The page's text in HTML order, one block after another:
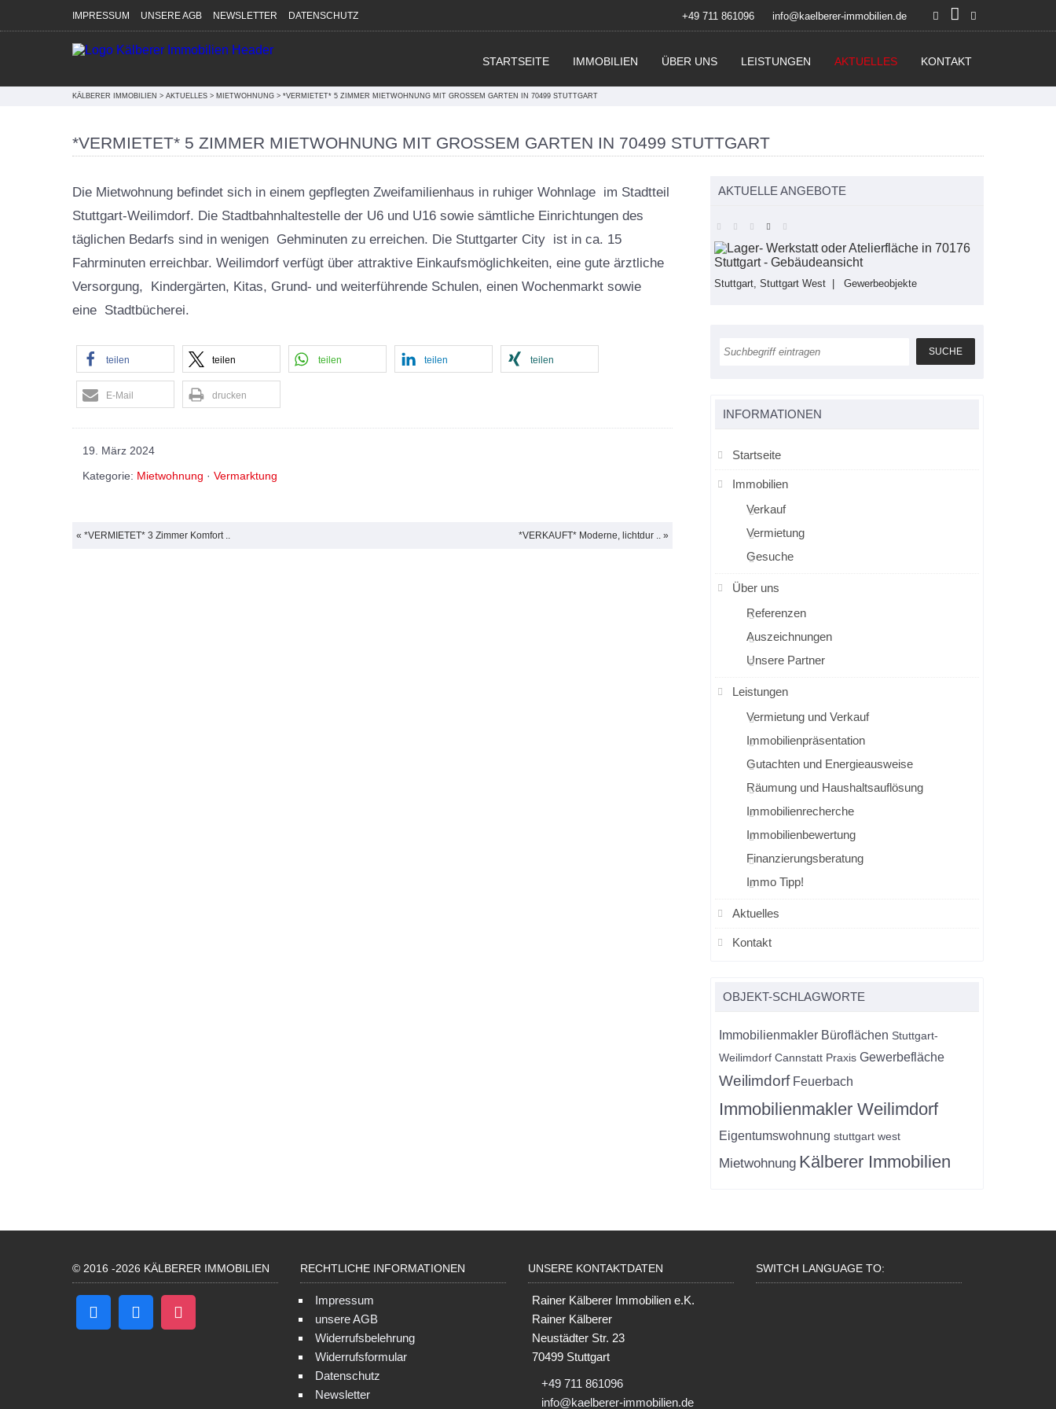
Direkt zum Inhalt springen
IMPRESSUM UNSERE AGB NEWSLETTER DATENSCHUTZ +49 711 861096 info@kaelberer-immobilien.de
STARTSEITE IMMOBILIEN ÜBER UNS LEISTUNGEN AKTUELLES KONTAKT
KÄLBERER IMMOBILIEN > AKTUELLES > MIETWOHNUNG > *VERMIETET* 5 ZIMMER MIETWOHNUNG MIT GROSSEM GARTEN IN 70499 STUTTGART
*VERMIETET* 5 ZIMMER MIETWOHNUNG MIT GROSSEM GARTEN IN 70499 STUTTGART
Die Mietwohnung befindet sich in einem gepflegten Zweifamilienhaus in ruhiger Wohnlage im Stadtteil
Stuttgart-Weilimdorf. Die Stadtbahnhaltestelle der U6 und U16 sowie sämtliche Einrichtungen des
täglichen Bedarfs sind in wenigen Gehminuten zu erreichen. Die Stuttgarter City ist in ca. 15
Fahrminuten erreichbar. Weilimdorf verfügt über attraktive Einkaufsmöglichkeiten, eine gute ärztliche
Versorgung, Kindergärten, Kitas, Grund- und weiterführende Schulen, einen Wochenmarkt sowie
eine Stadtbücherei.
teilen teilen teilen teilen teilen
E-Mail drucken
19. März 2024
Kategorie: Mietwohnung · Vermarktung
« *VERMIETET* 3 Zimmer Komfort .. *VERKAUFT* Moderne, lichtdur .. »
AKTUELLE ANGEBOTE
| Mietwohnung
Feuerbach, Stuttgart - Feuerbach | Gewerbeobjekte -
Lager - Montagefläche - Werkstatt
Feuerbach, Stuttgart Feuerbach | Büro -
Gewerbeobjekte - Praxis - Sport
Stuttgart, Stuttgart West | Gewerbeobjekte
INFORMATIONEN
Startseite
Immobilien
Verkauf
Vermietung
Gesuche
Über uns
Referenzen
Auszeichnungen
Unsere Partner
Leistungen
Vermietung und Verkauf
Immobilienpräsentation
Gutachten und Energieausweise
Räumung und Haushaltsauflösung
Immobilienrecherche
Immobilienbewertung
Finanzierungsberatung
Immo Tipp!
Aktuelles
Kontakt
OBJEKT-SCHLAGWORTE
Immobilienmakler Büroflächen Stuttgart-
Weilimdorf Cannstatt Praxis Gewerbefläche
Weilimdorf Feuerbach
Immobilienmakler Weilimdorf
Eigentumswohnung stuttgart west
Mietwohnung Kälberer Immobilien
© 2016 -2026 KÄLBERER IMMOBILIEN RECHTLICHE INFORMATIONEN
Impressum
unsere AGB
Widerrufsbelehrung
Widerrufsformular
Datenschutz
Newsletter
UNSERE KONTAKTDATEN
Rainer Kälberer Immobilien e.K.
Rainer Kälberer
Neustädter Str. 23
70499 Stuttgart
+49 711 861096
info@kaelberer-immobilien.de
SWITCH LANGUAGE TO: